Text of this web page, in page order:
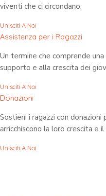
viventi che ci circondano.
Unisciti A Noi
Assistenza per i Ragazzi
Un termine che comprende
supporto e alla crescita dei
Unisciti A Noi
Donazioni
Sostieni i ragazzi con
arricchiscono la loro crescita e
Unisciti A Noi